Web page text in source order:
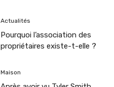
Actualités
Pourquoi l’association des
propriétaires existe-t-elle ?
Maison